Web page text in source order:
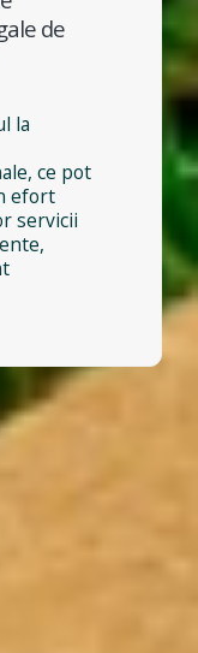
de
la
ce pot
efort
servicii